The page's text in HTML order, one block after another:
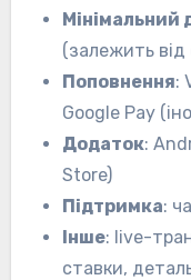
Мінімальний
(залежить від
Поповнення:
Google Pay
Додаток:
Store)
Підтримка:
Інше: live-
ставки,